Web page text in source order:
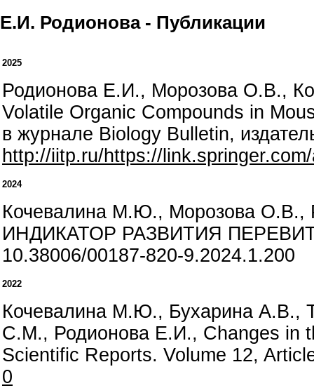
Е.И. Родионова - Публикации
2025
Родионова Е.И., Морозова О.В.,
Volatile Organic Compounds in
в журнале Biology Bulletin,
http://iitp.ru/https://
2024
Кочевалина М.Ю., Морозова
ИНДИКАТОР РАЗВИТИЯ
10.38006/00187-820-9.2024.1.200
2022
Кочевалина М.Ю., Бухарина А.В.,
С.М., Родионова Е.И., Changes in
Scientific Reports. Volume 12,
0